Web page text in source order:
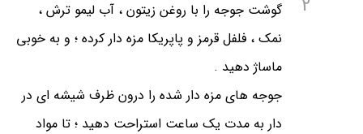
گوشت جوجه را با روغن زیتون ، آب لیمو ترش ،
نمک ، فلفل قرمز و پاپریکا مزه دار کرده ؛ و به خوبی
ماساژ دهید .
جوجه های مزه دار شده را درون ظرف شیشه ای در
دار به مدت یک ساعت استراحت دهید ؛ تا مواد